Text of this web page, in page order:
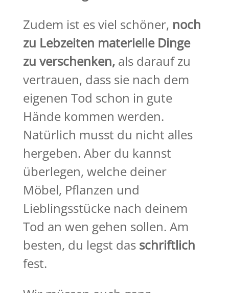
Zudem ist es viel schöner, noch
zu Lebzeiten materielle Dinge
zu verschenken,als darauf zu
vertrauen, dass sie nach dem
eigenen Tod schon in gute
Hände kommen werden.
Natürlich musst du nicht alles
hergeben. Aber du kannst
überlegen, welche deiner
Möbel, Pflanzen und
Lieblingsstücke nach deinem
Tod an wen gehen sollen. Am
besten, du legst das schriftlich
fest.